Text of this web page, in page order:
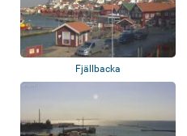
Fjällbacka